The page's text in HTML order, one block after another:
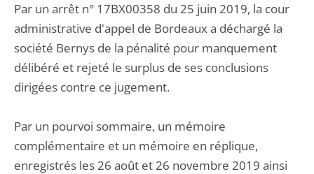
Par un arrêt n° 17BX00358 du 25 juin 2019, la cour
administrative d'appel de Bordeaux a déchargé la
société Bernys de la pénalité pour manquement
délibéré et rejeté le surplus de ses conclusions
dirigées contre ce jugement.
Par un pourvoi sommaire, un mémoire
complémentaire et un mémoire en réplique,
enregistrés les 26 août et 26 novembre 2019 ainsi